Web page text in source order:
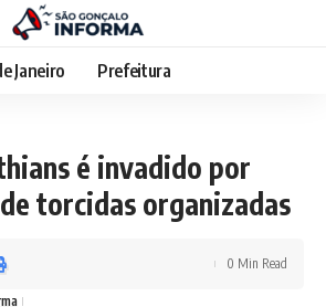
Janeiro Prefeitura
é invadido por
torcidas organizadas
0 Min Read